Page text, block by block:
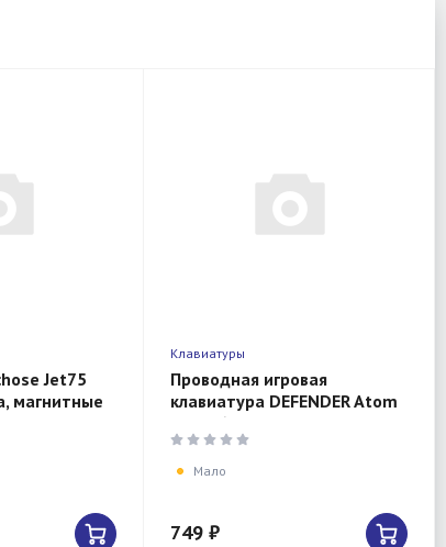
Jet75
магнитные
Клавиатуры
Проводная игровая
клавиатура DEFENDER Atom
HB-546
RU,черный,104+FN,1.8м
Мало
749 ₽